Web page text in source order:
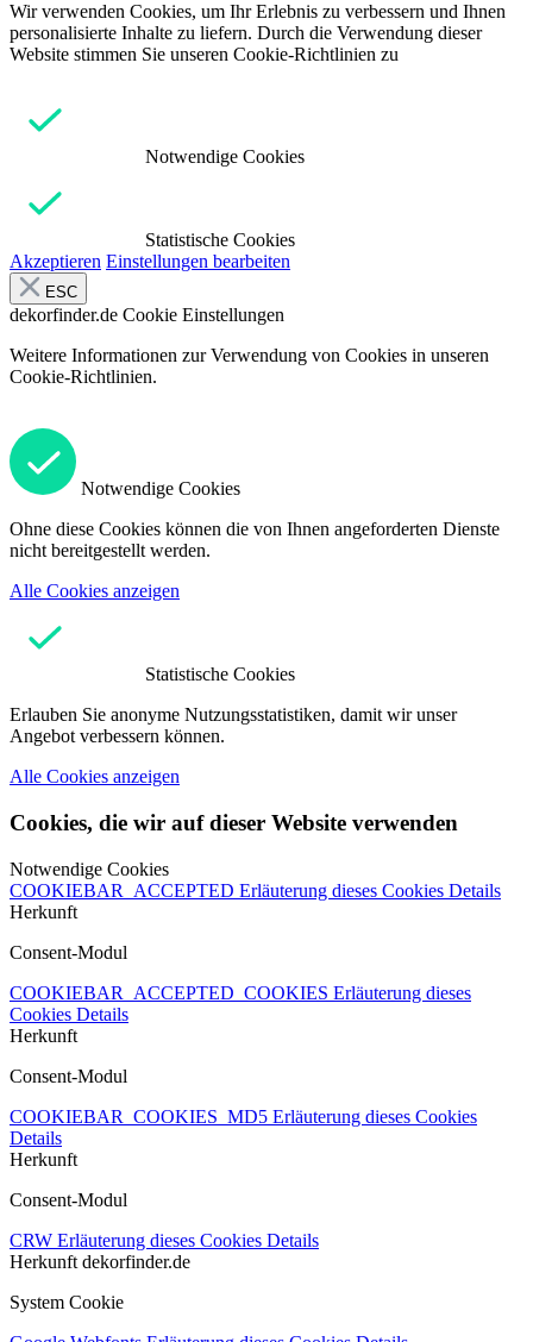
Wir verwenden Cookies, um Ihr Erlebnis zu verbessern und Ihnen
personalisierte Inhalte zu liefern. Durch die Verwendung dieser
Website stimmen Sie unseren Cookie-Richtlinien zu
Notwendige Cookies
Statistische Cookies
Akzeptieren Einstellungen bearbeiten
ESC
dekorfinder.de Cookie Einstellungen
Weitere Informationen zur Verwendung von Cookies in unseren
Cookie-Richtlinien.
Notwendige Cookies
Ohne diese Cookies können die von Ihnen angeforderten Dienste
nicht bereitgestellt werden.
Alle Cookies anzeigen
Statistische Cookies
Erlauben Sie anonyme Nutzungsstatistiken, damit wir unser
Angebot verbessern können.
Alle Cookies anzeigen
Cookies, die wir auf dieser Website verwenden
Notwendige Cookies
COOKIEBAR_ACCEPTED Erläuterung dieses Cookies Details
Herkunft
Consent-Modul
COOKIEBAR_ACCEPTED_COOKIES Erläuterung dieses
Cookies Details
Herkunft
Consent-Modul
COOKIEBAR_COOKIES_MD5 Erläuterung dieses Cookies
Details
Herkunft
Consent-Modul
CRW Erläuterung dieses Cookies Details
Herkunft dekorfinder.de
System Cookie